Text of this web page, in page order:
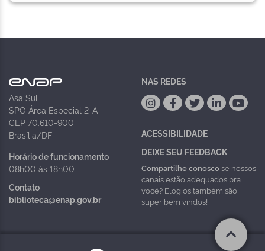
Asa Sul
SPO Área Especial 2-A
CEP 70.610-900
Brasília/DF
Horário de funcionamento
08h00 às 18h00
Contato
biblioteca@enap.gov.br
NAS REDES
ACESSIBILIDADE
DEIXE SEU FEEDBACK
Compartilhe conoscose nossos
canais estão adequados pra
você? Elogios também são
super bem vindos!